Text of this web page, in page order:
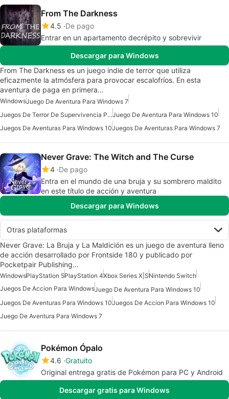
From The Darkness
4.5 De pago
Entrar en un apartamento decrépito y sobrevivir
Descargar para Windows
From The Darkness es un juego indie de terror que utiliza
eficazmente la atmósfera para provocar escalofríos. En esta
aventura de paga en primera…
WindowsJuego De Aventura Para Windows 7
Juegos De Terror De Supervivencia Para WindowsJuego De Aventura Para Windows 10
Juegos De Aventuras Para Windows 10Juegos De Aventuras Para Windows 7
Never Grave: The Witch and The Curse
4 De pago
Entra en el mundo de una bruja y su sombrero maldito
en este título de acción y aventura
Descargar para Windows
Otras plataformas
Never Grave: La Bruja y La Maldición es un juego de aventura lleno
de acción desarrollado por Frontside 180 y publicado por
Pocketpair Publishing…
WindowsPlayStation 5PlayStation 4Xbox Series X|SNintendo Switch
Juegos De Accion Para WindowsJuego De Aventura Para Windows 10
Juegos De Aventuras Para Windows 10Juegos De Accion Para Windows 10
Juego De Aventura Para Windows 7
Pokémon Ópalo
4.6 Gratuito
Original entrega gratis de Pokémon para PC y Android
Descargar gratis para Windows